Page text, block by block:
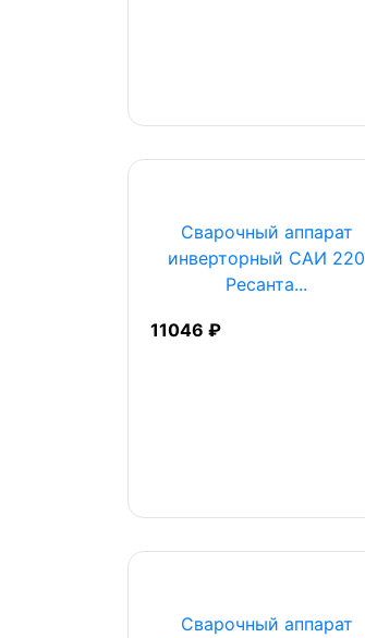
Сварочный аппарат
инверторный САИ 220
Ресанта...
11046 ₽
Сварочный аппарат